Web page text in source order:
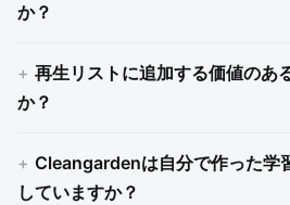
か？
再生リストに追加する価値のあ
か？
Cleangardenは自分で作った学
していますか？